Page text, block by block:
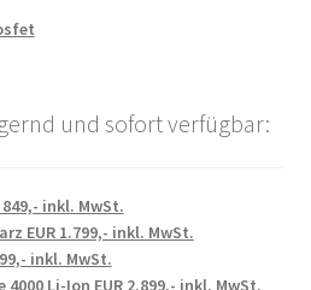
und sofort verfügbar:
inkl. MwSt.
EUR 1.799,- inkl. MwSt.
inkl. MwSt.
Li-Ion EUR 2.899,- inkl. MwSt.